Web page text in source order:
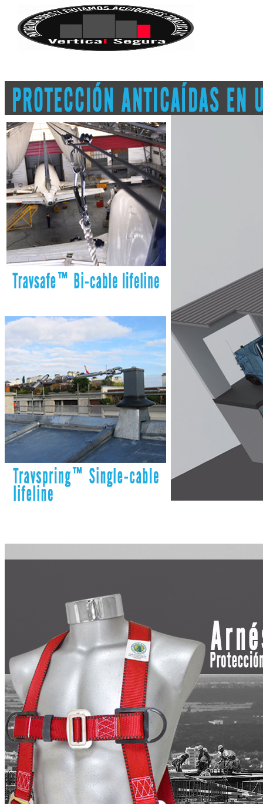
Productos
Equipo contra Incendios
Accesorios
Botas
Cascos
Guantes
Monja o capucha
Trajes de bombero
Protección Personal (EPP)
Cinturones
Fajas
Chalecos
Protección Respiratoria
Filtros y Pre-Filtros
Máscaras reutilizables
Mascarillas desechables
Respiración autónoma
Trabajos en altura
Amortiguadores de caída
Arneses
Cuerda estática
Protección para cabeza
Retráctiles anticaídas
Sistemas verticales
Travsafe
Seguridad Industrial e Higiene
Brigadas de emergencia
Normas
Contacto